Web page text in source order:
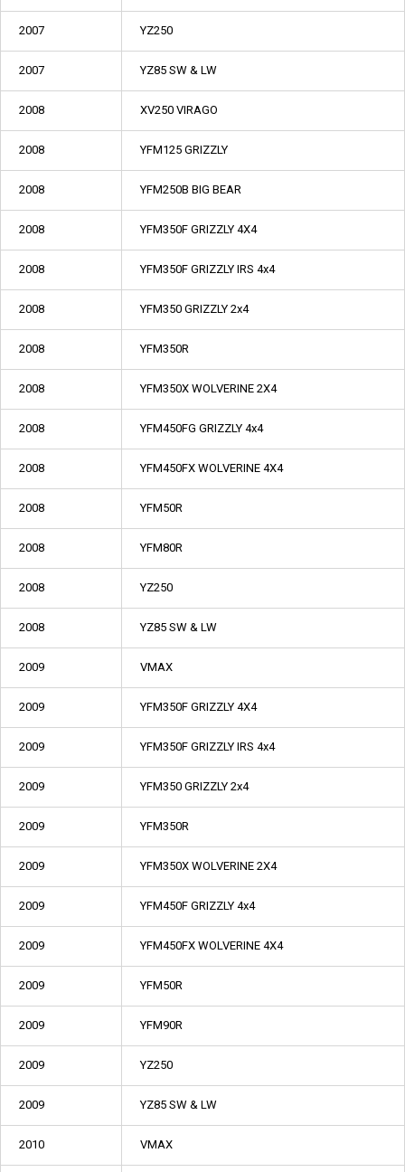
2007 YZ250
2007 YZ85 SW & LW
2008 XV250 VIRAGO
2008 YFM125 GRIZZLY
2008 YFM250B BIG BEAR
2008 YFM350F GRIZZLY 4X4
2008 YFM350F GRIZZLY IRS 4x4
2008 YFM350 GRIZZLY 2x4
2008 YFM350R
2008 YFM350X WOLVERINE 2X4
2008 YFM450FG GRIZZLY 4x4
2008 YFM450FX WOLVERINE 4X4
2008 YFM50R
2008 YFM80R
2008 YZ250
2008 YZ85 SW & LW
2009 VMAX
2009 YFM350F GRIZZLY 4X4
2009 YFM350F GRIZZLY IRS 4x4
2009 YFM350 GRIZZLY 2x4
2009 YFM350R
2009 YFM350X WOLVERINE 2X4
2009 YFM450F GRIZZLY 4x4
2009 YFM450FX WOLVERINE 4X4
2009 YFM50R
2009 YFM90R
2009 YZ250
2009 YZ85 SW & LW
2010 VMAX